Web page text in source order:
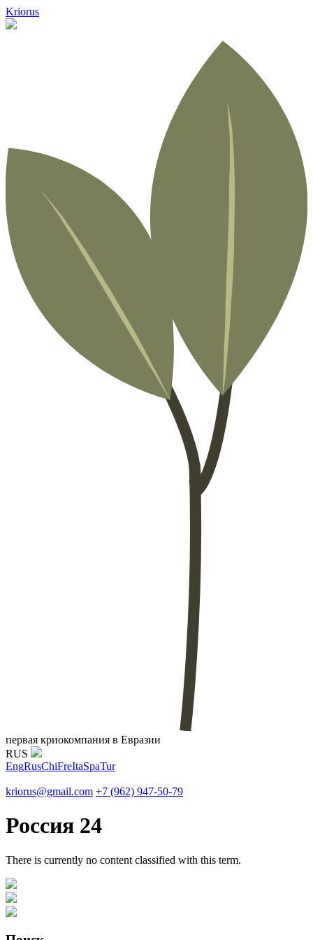
Kriorus
первая криокомпания в Евразии
RUS
EngRusChiFreItaSpaTur
kriorus@gmail.com +7 (962) 947-50-79
Россия 24
There is currently no content classified with this term.